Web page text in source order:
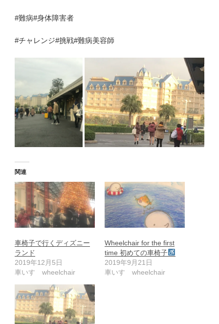
#難病#身体障害者
#チャレンジ#挑戦#難病美容師
関連
車椅子で行くディズニー
ランド
2019年12月5日
車いす wheelchair
Wheelchair for the first
time 初めての車椅子
2019年9月21日
車いす wheelchair